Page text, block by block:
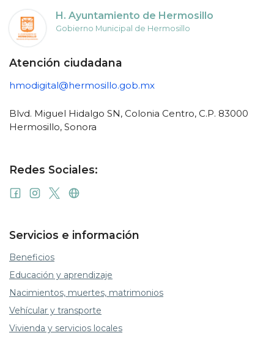
H. Ayuntamiento de Hermosillo
Gobierno Municipal de Hermosillo
Atención ciudadana
hmodigital@hermosillo.gob.mx
Blvd. Miguel Hidalgo SN, Colonia Centro, C.P. 83000
Hermosillo, Sonora
Redes Sociales:
Servicios e información
Beneficios
Educación y aprendizaje
Nacimientos, muertes, matrimonios
Vehícular y transporte
Vivienda y servicios locales